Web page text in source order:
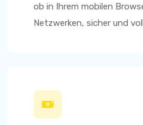
ob in Ihrem mobilen
Netzwerken, sicher und